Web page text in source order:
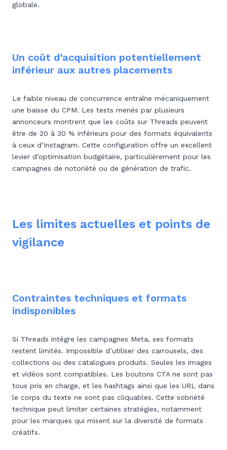
globale.
Un coût d’acquisition potentiellement
inférieur aux autres placements
Le faible niveau de concurrence entraîne mécaniquement
une baisse du CPM. Les tests menés par plusieurs
annonceurs montrent que les coûts sur Threads peuvent
être de 20 à 30 % inférieurs pour des formats équivalents
à ceux d’Instagram. Cette configuration offre un excellent
levier d’optimisation budgétaire, particulièrement pour les
campagnes de notoriété ou de génération de trafic.
Les limites actuelles et points de
vigilance
Contraintes techniques et formats
indisponibles
Si Threads intègre les campagnes Meta, ses formats
restent limités. Impossible d’utiliser des carrousels, des
collections ou des catalogues produits. Seules les images
et vidéos sont compatibles. Les boutons CTA ne sont pas
tous pris en charge, et les hashtags ainsi que les URL dans
le corps du texte ne sont pas cliquables. Cette sobriété
technique peut limiter certaines stratégies, notamment
pour les marques qui misent sur la diversité de formats
créatifs.